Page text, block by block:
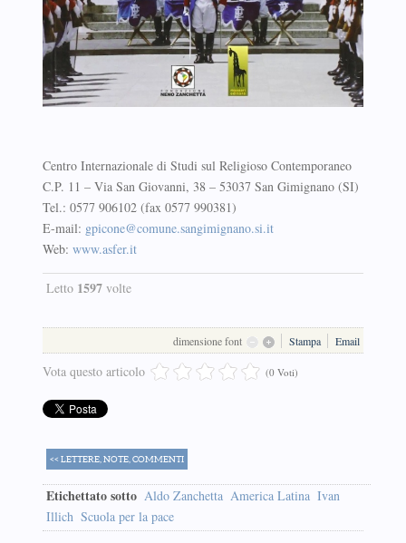
Centro Internazionale di Studi sul Religioso Contemporaneo
C.P. 11 – Via San Giovanni, 38 – 53037 San Gimignano (SI)
Tel.: 0577 906102 (fax 0577 990381)
E-mail: gpicone@comune.sangimignano.si.it
Web: www.asfer.it
Letto 1597volte
dimensione font Stampa Email
Vota questo articolo (0 Voti)
<< LETTERE, NOTE, COMMENTI
Etichettato sotto Aldo Zanchetta America Latina Ivan
Illich Scuola per la pace